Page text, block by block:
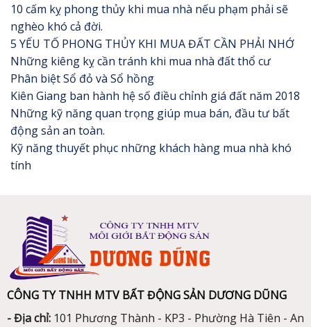
10 cấm kỵ phong thủy khi mua nhà nếu phạm phải sẽ
nghèo khó cả đời.
5 YẾU TỐ PHONG THỦY KHI MUA ĐẤT CẦN PHẢI NHỚ
Những kiêng kỵ cần tránh khi mua nhà đất thổ cư
Phân biệt Sổ đỏ và Sổ hồng
Kiên Giang ban hành hệ số điều chỉnh giá đất năm 2018
Những kỹ năng quan trọng giúp mua bán, đầu tư bất
động sản an toàn.
Kỹ năng thuyết phục những khách hàng mua nhà khó
tính
CÔNG TY TNHH MTV BẤT ĐỘNG SẢN DƯƠNG DŨNG
- Địa chỉ:101 Phương Thành - KP3 - Phường Hà Tiên - An